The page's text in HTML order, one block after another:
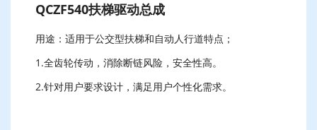
QCZF540扶梯驱动总成
用途：适用于公交型扶梯和自动人行道特点；
1.全齿轮传动，消除断链风险，安全性高。
2.针对用户要求设计，满足用户个性化需求。